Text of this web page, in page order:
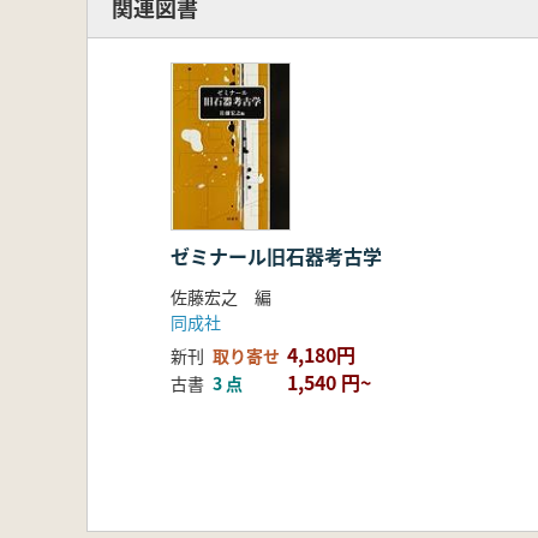
〈コメント〉
第2部 公開シンポジウム基調報告 小
1.野川流域の旧石器時代遺跡-最近
下原・富士見町遺跡における石器
調布市野水遺跡第1 地点の調査
2.野川・多摩川中流域の地形・古
多摩川水系発達史異説-武蔵野変
多摩川の流路変遷と野川・多摩川
下原・富士見町遺跡の立川礫層
3.旧石器人の生活空間-遺跡分布
野川流域の旧石器時代遺跡の分布
立川面の旧石器時代遺跡 -その分
「野川流域の旧石器時代-地形・
関連図書
ゼミナール旧石器考古学
佐藤宏之 編
同成社
新刊 取り寄せ 4,180円
古書 3 点 1,540 円~